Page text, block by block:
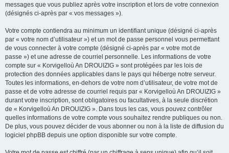
messages que vous publiez après votre inscription et lors de votre connexion
(désignés ci-après par « vos messages »).
Votre compte contiendra au minimum un identifiant unique (désigné ci-après
par « votre nom d’utilisateur ») et un mot de passe personnel vous permettant
de vous connecter à votre compte (désigné ci-après par « votre mot de
passe ») et une adresse de courriel personnelle. Les informations de votre
compte sur « Korvigelloù An DROUIZIG » sont protégées par les lois de
protection des données applicables dans le pays qui héberge notre serveur.
Toutes les informations, en-dehors de votre nom d’utilisateur, de votre mot de
passe et de votre adresse de courriel requis par « Korvigelloù An DROUIZIG »
durant votre inscription, sont obligatoires ou facultatives, à la seule discrétion
de « Korvigelloù An DROUIZIG ». Dans tous les cas, vous pouvez contrôler
quelles informations de votre compte vous souhaitez rendre publiques ou non.
De plus, vous pouvez décider de vous abonner ou non à la liste de diffusion du
logiciel phpBB depuis une option disponible sur votre compte.